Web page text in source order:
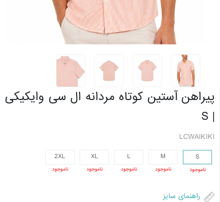
پیراهن آستین کوتاه مردانه ال سی وایکیکی
| S
LCWAIKIKI
S
ناموجود
M
ناموجود
L
ناموجود
XL
ناموجود
2XL
ناموجود
راهنمای سایز